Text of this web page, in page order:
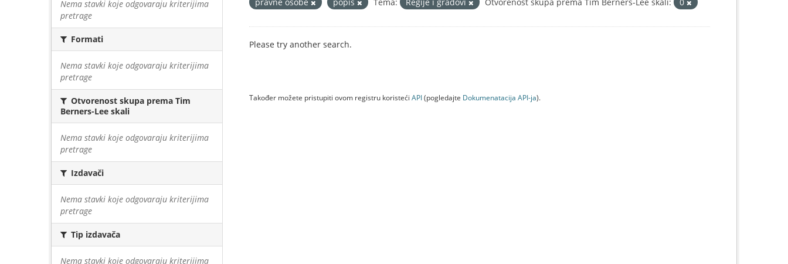
Nema stavki koje odgovaraju kriterijima
pretrage
Formati
Nema stavki koje odgovaraju kriterijima
pretrage
Otvorenost skupa prema Tim
Berners-Lee skali
Nema stavki koje odgovaraju kriterijima
pretrage
Izdavači
Nema stavki koje odgovaraju kriterijima
pretrage
Tip izdavača
Nema stavki koje odgovaraju kriterijima
Please try another search.
Također možete pristupiti ovom registru koristeći API(pogledajte Dokumenаtаcijа API-jа).